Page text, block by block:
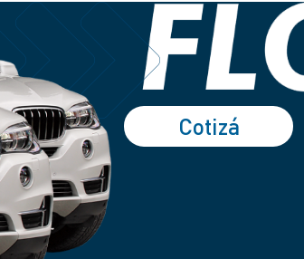
Cotizá